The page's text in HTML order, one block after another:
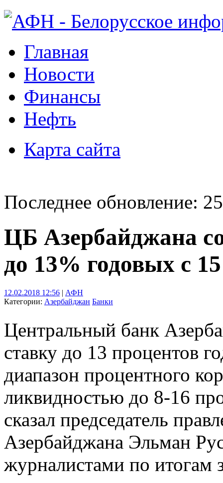
Главная
Новости
Финансы
Нефть
Карта сайта
Последнее обновление:
ЦБ Азербайджана
до 13% годовых с
12.02.2018 12:56 | АФН
Категории: Азербайджан Банки
Центральный банк
ставку до 13 процентов
диапазон процентного
ликвидностью до 8-16
сказал председатель
Азербайджана Эльман
журналистами по итогам